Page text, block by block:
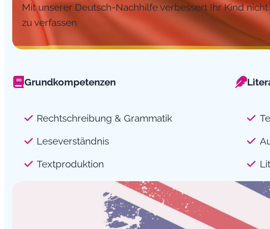
Mit unserer Deutsch-Nachhilfe verbessert Ihr Kind
zu verfassen
Grundkompetenzen
Rechtschreibung & Grammatik
Leseverständnis
Textproduktion